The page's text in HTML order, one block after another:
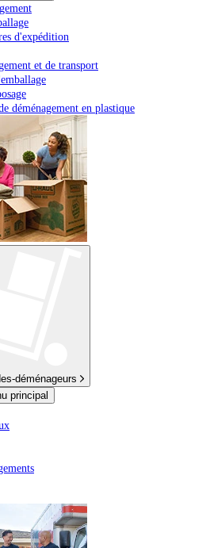
d'expédition
et de transport
déménagement en plastique
déménageurs
principal